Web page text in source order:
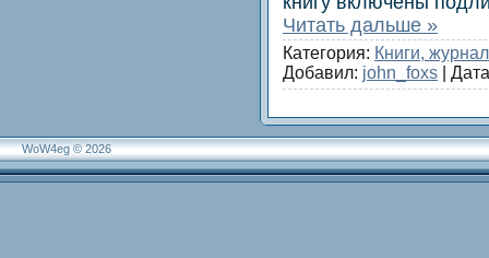
Читать дальше »
Категория: Книги,
Добавил: john_foxs |
WoW4eg © 2026